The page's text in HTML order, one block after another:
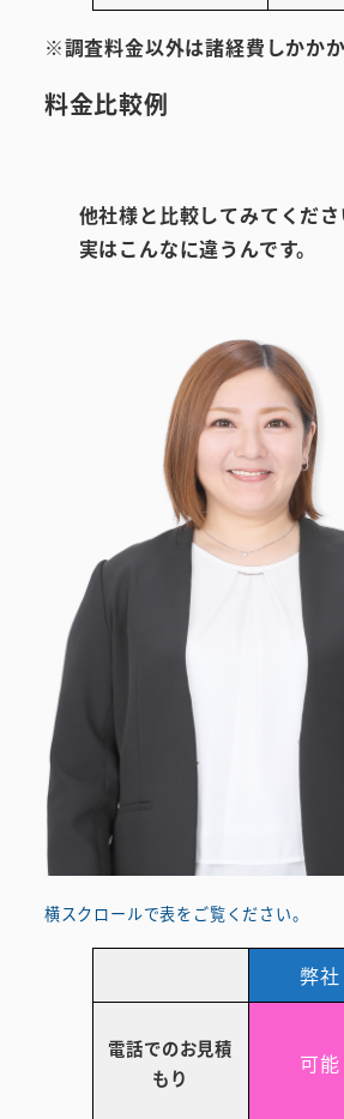
※調査料金以外は諸経費しかかか
料金比較例
他社様と比較してみてくださ
実はこんなに違うんです。
横スクロールで表をご覧ください。
弊社
電話でのお見積
もり
可能